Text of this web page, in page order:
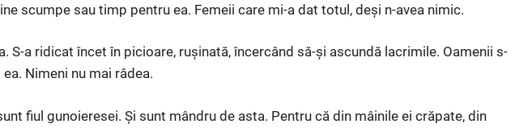
scumpe sau timp pentru ea. Femeii care mi-a dat totul, deși n-avea nimic.
S-a ridicat încet în picioare, rușinată, încercând să-și ascundă lacrimile. Oamenii s-
Nimeni nu mai râdea.
fiul gunoieresei. Și sunt mândru de asta. Pentru că din mâinile ei crăpate, din